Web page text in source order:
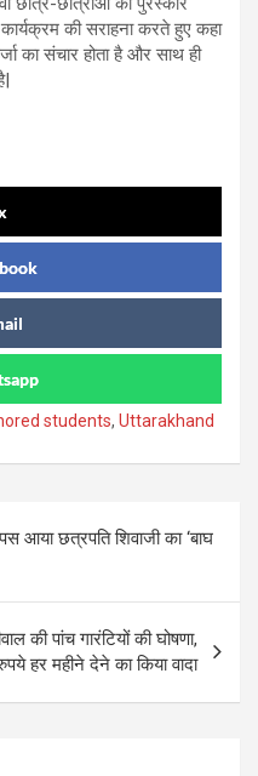
की सराहना करते हुए कहा
का संचार होता है और साथ ही
students, Uttarakhand
आया छत्रपति शिवाजी का ‘बाघ
की पांच गारंटियों की घोषणा,
हर महीने देने का किया वादा